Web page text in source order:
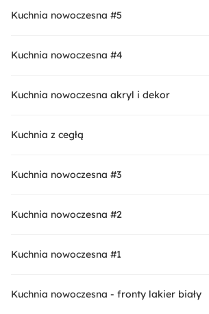
Kuchnia nowoczesna #5
Kuchnia nowoczesna #4
Kuchnia nowoczesna akryl i dekor
Kuchnia z cegłą
Kuchnia nowoczesna #3
Kuchnia nowoczesna #2
Kuchnia nowoczesna #1
Kuchnia nowoczesna - fronty lakier biały